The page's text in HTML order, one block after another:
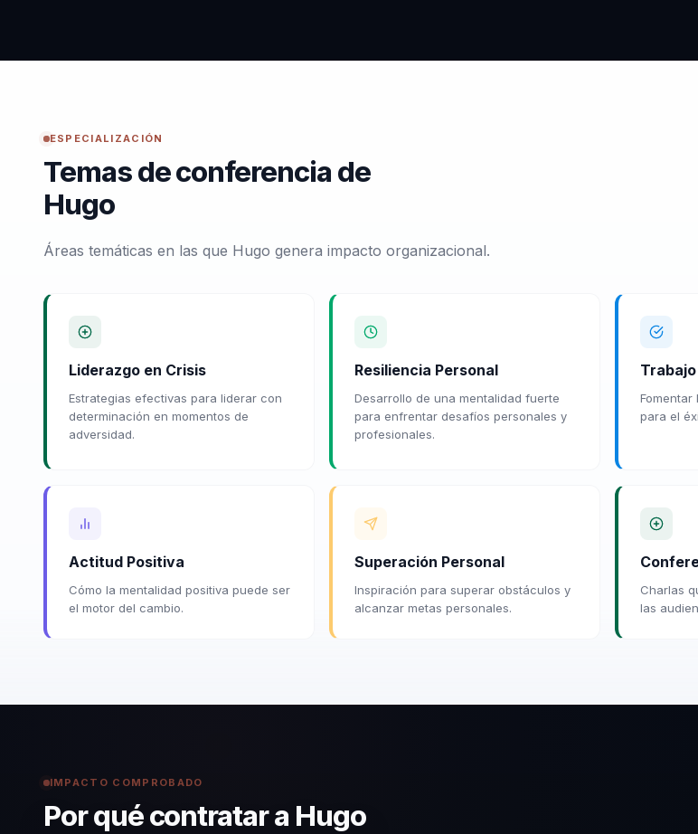
ESPECIALIZACIÓN
Temas de conferencia de
Hugo
Áreas temáticas en las que Hugo genera impacto organizacional.
Liderazgo en Crisis
Estrategias efectivas para liderar con
determinación en momentos de
adversidad.
Resiliencia Personal
Desarrollo de una mentalidad fuerte
para enfrentar desafíos personales y
profesionales.
para el
Actitud Positiva
Cómo la mentalidad positiva puede ser
el motor del cambio.
Superación Personal
Inspiración para superar obstáculos y
alcanzar metas personales.
Charlas
las
IMPACTO COMPROBADO
Por qué contratar a Hugo